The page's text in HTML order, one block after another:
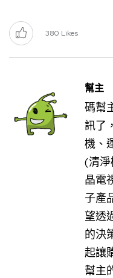
380 Likes
幫主
碼幫
訊了
機、
(清淨
晶電
子產
望透
的決
起讓
幫主